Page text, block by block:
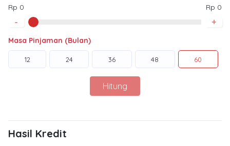
Rp 0 Rp 0
- +
Masa Pinjaman (Bulan)
12 24 36 48 60
Hitung
Hasil Kredit